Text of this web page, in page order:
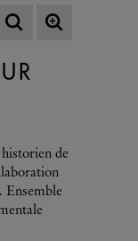
de
Ensemble